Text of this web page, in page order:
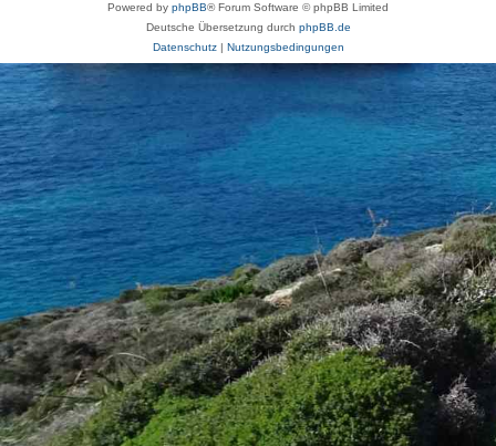
Powered by phpBB® Forum Software © phpBB Limited
Deutsche Übersetzung durch phpBB.de
Datenschutz| Nutzungsbedingungen